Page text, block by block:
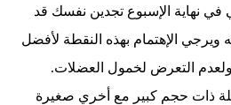
نهاية الإسبوع تجدين نفسك قد
ويرجي الإهتمام بهذه النقطة لأفضل
ولعدم التعرض لخمول العضلات.
ذات حجم كبير مع أخري صغيرة